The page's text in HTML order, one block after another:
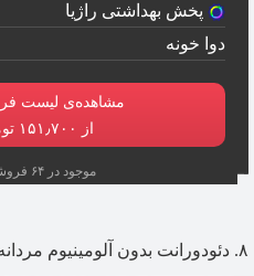
پخش بهداشتی راژیا
دوا خونه
مشاهده‌ی لیست
از ۱۵۱٫۷۰۰ تومان
موجود در ۶۴ فروشگاه
۸. دئودورانت بدون آلومینیوم مردانه سینره مدل فاگی رود